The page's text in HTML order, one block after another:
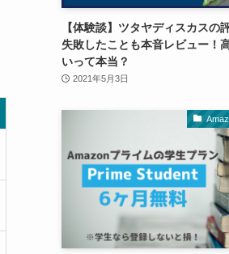
【体験談】ツタヤディスカスの
失敗したことも本音レビュー！
いって本当？
2021年5月3日